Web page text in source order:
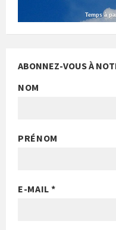
Temps à
ABONNEZ-VOUS À
NOM
PRÉNOM
E-MAIL*